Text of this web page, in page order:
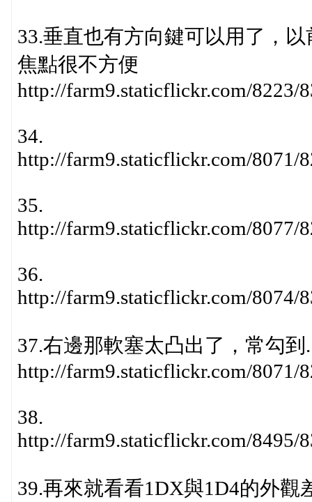
33.垂直也有方向鍵可以用了，
焦點很不方便
http://farm9.staticflickr.com/8223/
34.
http://farm9.staticflickr.com/8071/
35.
http://farm9.staticflickr.com/8077/
36.
http://farm9.staticflickr.com/8074/
37.右邊那軟塞太凸出了，常勾到
http://farm9.staticflickr.com/8071/
38.
http://farm9.staticflickr.com/8495/
39.再來就看看1DX與1D4的外觀